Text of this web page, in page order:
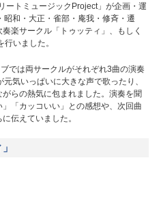
ートミュージックProject」が企画・運
和・大正・雀部・庵我・修斉・遷
楽サークル「トゥッティ」、もしく
いました。
では両サークルがそれぞれ3曲の演奏
気いっぱいに大きな声で歌ったり、
らの熱気に包まれました。演奏を聞
「カッコいい」との感想や、次回曲
伝えていました。